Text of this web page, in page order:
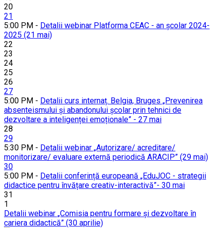
20
21
5:00 PM - Detalii webinar Platforma CEAC - an școlar 2024-
2025 (21 mai)
22
23
24
25
26
27
5:00 PM - Detalii curs internaț. Belgia, Bruges „Prevenirea
absenteismului și abandonului școlar prin tehnici de
dezvoltare a inteligenței emoționale” - 27 mai
28
29
5:30 PM - Detalii webinar „Autorizare/ acreditare/
monitorizare/ evaluare externă periodică ARACIP” (29 mai)
30
5:00 PM - Detalii conferință europeană „EduJOC - strategii
didactice pentru învățare creativ-interactivă”- 30 mai
31
1
Detalii webinar „Comisia pentru formare și dezvoltare în
cariera didactică” (30 aprilie)